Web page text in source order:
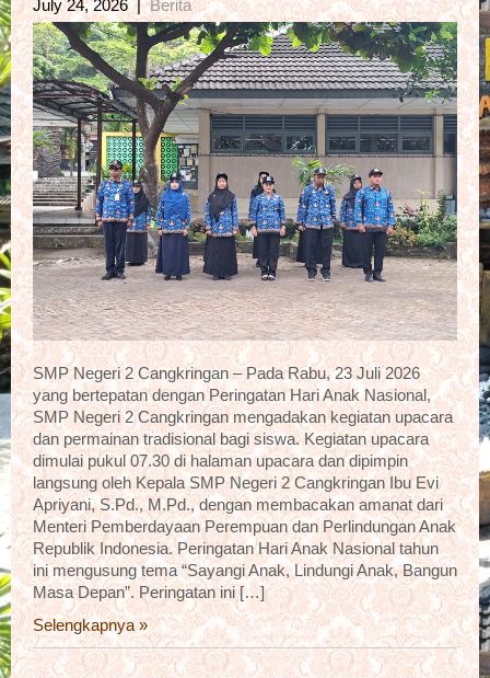
July 24, 2026 |Berita
SMP Negeri 2 Cangkringan – Pada Rabu, 23 Juli 2026
yang bertepatan dengan Peringatan Hari Anak Nasional,
SMP Negeri 2 Cangkringan mengadakan kegiatan upacara
dan permainan tradisional bagi siswa. Kegiatan upacara
dimulai pukul 07.30 di halaman upacara dan dipimpin
langsung oleh Kepala SMP Negeri 2 Cangkringan Ibu Evi
Apriyani, S.Pd., M.Pd., dengan membacakan amanat dari
Menteri Pemberdayaan Perempuan dan Perlindungan Anak
Republik Indonesia. Peringatan Hari Anak Nasional tahun
ini mengusung tema “Sayangi Anak, Lindungi Anak, Bangun
Masa Depan”. Peringatan ini […]
Selengkapnya »